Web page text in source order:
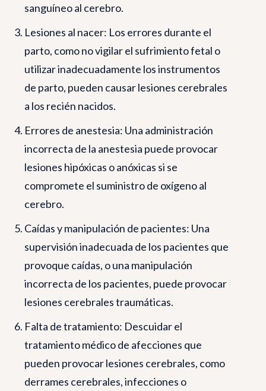
sanguíneo al cerebro.
Lesiones al nacer: Los errores durante el
parto, como no vigilar el sufrimiento fetal o
utilizar inadecuadamente los instrumentos
de parto, pueden causar lesiones cerebrales
a los recién nacidos.
Errores de anestesia: Una administración
incorrecta de la anestesia puede provocar
lesiones hipóxicas o anóxicas si se
compromete el suministro de oxígeno al
cerebro.
Caídas y manipulación de pacientes: Una
supervisión inadecuada de los pacientes que
provoque caídas, o una manipulación
incorrecta de los pacientes, puede provocar
lesiones cerebrales traumáticas.
Falta de tratamiento: Descuidar el
tratamiento médico de afecciones que
pueden provocar lesiones cerebrales, como
derrames cerebrales, infecciones o